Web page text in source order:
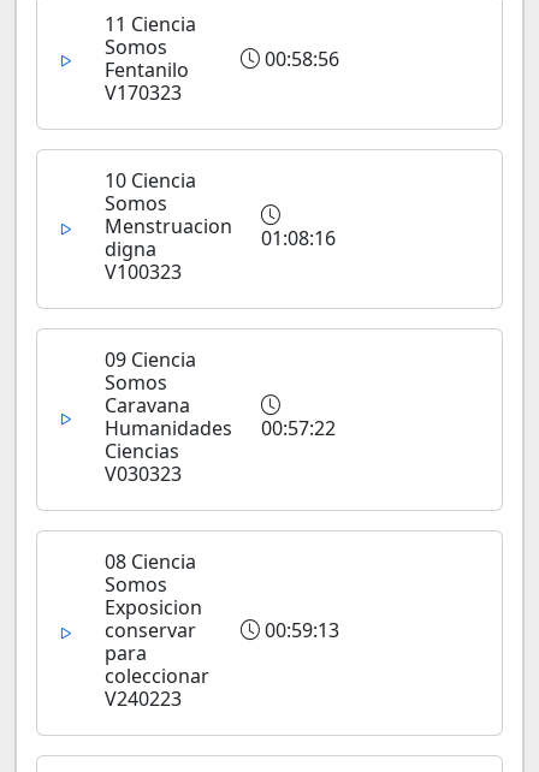
11 Ciencia
Somos
Fentanilo
V170323
00:58:56
10 Ciencia
Somos
Menstruacion
digna
V100323
01:08:16
09 Ciencia
Somos
Caravana
Humanidades
Ciencias
V030323
00:57:22
08 Ciencia
Somos
Exposicion
conservar
para
coleccionar
V240223
00:59:13